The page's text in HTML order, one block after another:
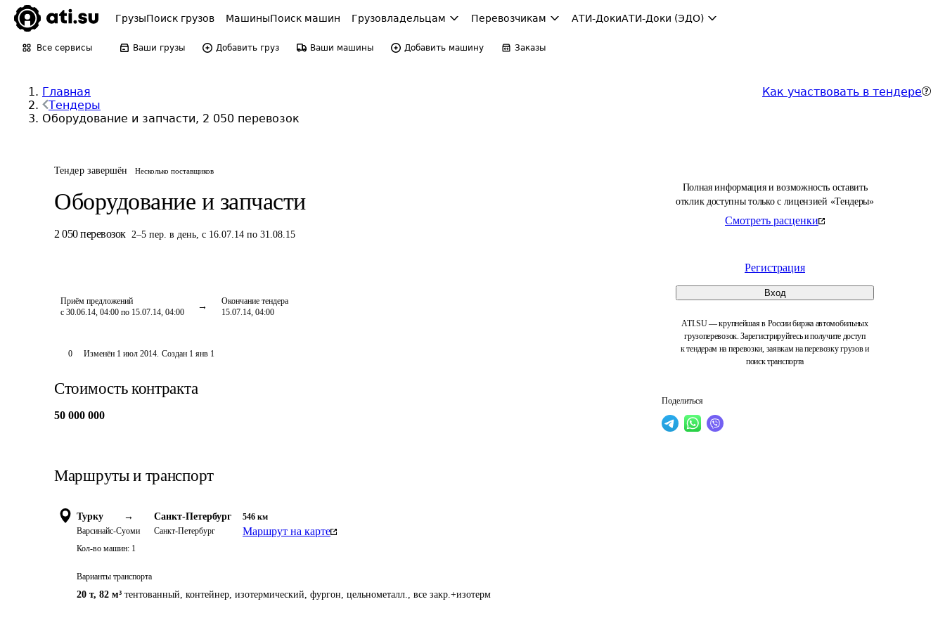
ГрузыПоиск грузов МашиныПоиск машин Грузовладельцам Перевозчикам АТИ-ДокиАТИ-Доки (ЭДО)
Все сервисы Ваши грузы Добавить груз Ваши машины Добавить машину Заказы
Главная
Тендеры
Оборудование и запчасти, 2 050 перевозок
Как участвовать в тендере
Тендер завершён Несколько поставщиков
Оборудование и запчасти
2 050 перевозок 2–5 пер. в день, с 16.07.14 по 31.08.15
Приём предложений
с 30.06.14, 04:00 по 15.07.14, 04:00
Окончание тендера
15.07.14, 04:00
Полная информация и возможность оставить
отклик доступны только с лицензией «Тендеры»
Смотреть расценки
Регистрация
Вход
ATI.SU — крупнейшая в России биржа автомобильных
грузоперевозок. Зарегистрируйтесь и получите доступ
к тендерам на перевозки, заявкам на перевозку грузов и
поиск транспорта
Поделиться
0 Изменён 1 июл 2014. Создан 1 янв 1
Стоимость контракта
50 000 000
Маршруты и транспорт
Турку →
Варсинайс-Суоми
Санкт-Петербург
Санкт-Петербург
546 км
Маршрут на карте
Кол-во машин: 1
Варианты транспорта
20 т, 82 м³ тентованный, контейнер, изотермический, фургон, цельнометалл., все закр.+изотерм